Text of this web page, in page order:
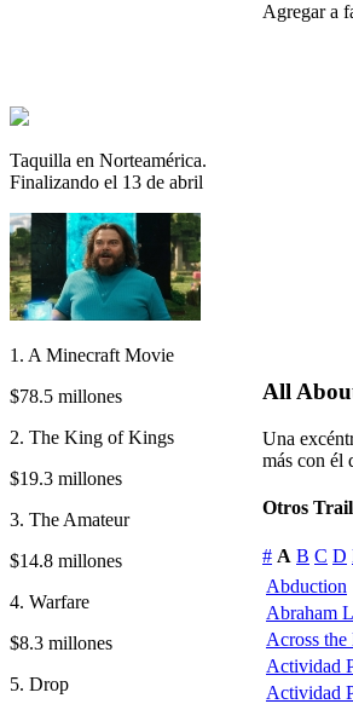
Taquilla en Norteamérica.
Finalizando el 13 de abril
1. A Minecraft Movie
$78.5 millones
2. The King of Kings
$19.3 millones
3. The Amateur
$14.8 millones
4. Warfare
$8.3 millones
5. Drop
Agregar a
All
Una
más con él
Otros
# A B C D
Abduction
Abraham
Across the
Actividad
Actividad